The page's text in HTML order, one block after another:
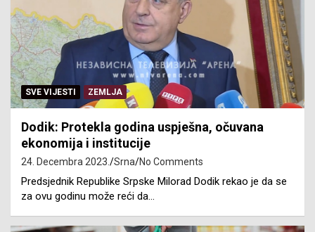
SVE VIJESTI ZEMLJA
Dodik: Protekla godina uspješna, očuvana
ekonomija i institucije
24. Decembra 2023. Srna No Comments
Predsjednik Republike Srpske Milorad Dodik rekao je da se
za ovu godinu može reći da…